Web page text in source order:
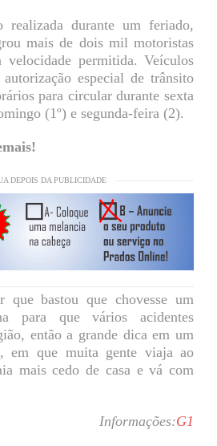
realizada durante um feriado,
mais de dois mil motoristas
velocidade permitida. Veículos
especial de trânsito
para circular durante sexta
(1º) e segunda-feira (2).
DEPOIS DA PUBLICIDADE
que bastou que chovesse um
para que vários acidentes
então a grande dica em um
em que muita gente viaja ao
mais cedo de casa e vá com
Informações:G1